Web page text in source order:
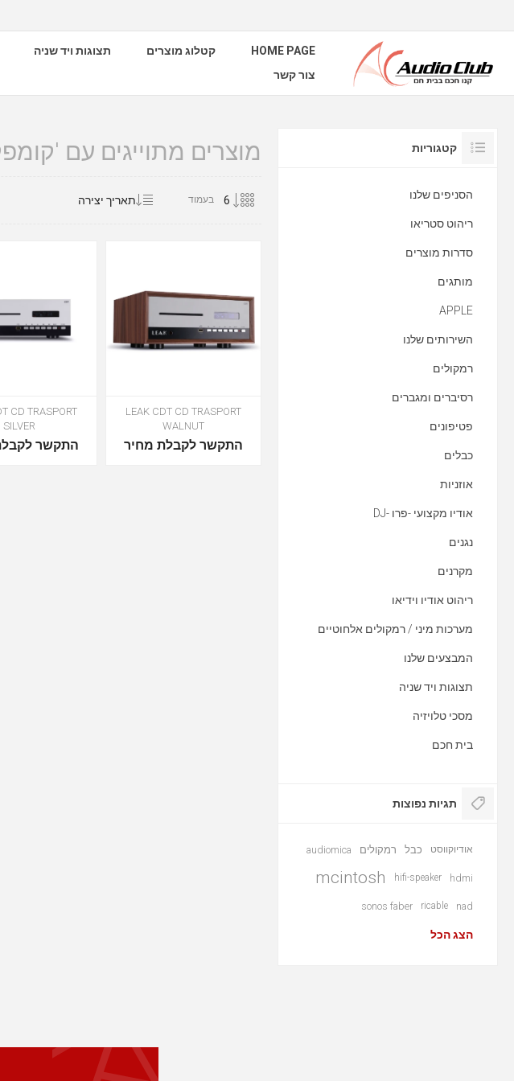
HOME PAGE קטלוג מוצרים תצוגות ויד שניה
צור קשר
מוצרים מתוייגים עם
בעמוד
LEAK CDT CD TRASPORT
WALNUT
התקשר לקבלת מחיר
CD TRASPORT
SILVER
התקשר
קטגוריות
הסניפים שלנו
ריהוט סטריאו
סדרות מוצרים
מותגים
APPLE
השירותים שלנו
רמקולים
רסיברים ומגברים
פטיפונים
כבלים
אוזניות
אודיו מקצועי -פרו -DJ
נגנים
מקרנים
ריהוט אודיו וידיאו
מערכות מיני / רמקולים אלחוטיים
המבצעים שלנו
תצוגות ויד שניה
מסכי טלויזיה
בית חכם
תגיות נפוצות
אודיוקווסט כבל רמקולים audiomica
hdmi
hifi-speaker
mcintosh
nad
ricable
sonos faber
הצג הכל